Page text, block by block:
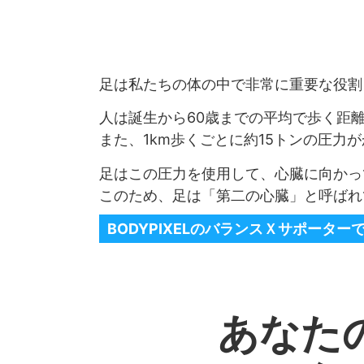
足は私たちの体の中で非常に重要な役
人は誕生から60歳までの平均で歩く距
また、1km歩くごとに約15トンの圧力
足はこの圧力を使用して、心臓に向か
このため、足は「第二の心臓」と呼ば
BODYPIXELのバランスＸサポーター
あなた